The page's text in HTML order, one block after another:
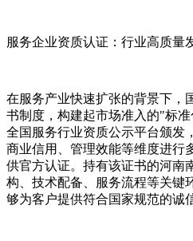
服务企业资质认证：行业高质量
在服务产业快速扩张的背景下，
书制度，构建起市场准入的"标
全国服务行业资质公示平台颁发
商业信用、管理效能等维度进行
供官方认证。持有该证书的河南
构、技术配备、服务流程等关键
够为客户提供符合国家规范的诚